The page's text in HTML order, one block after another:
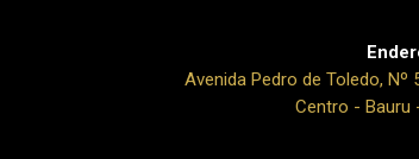
Avenida Pedro de Toledo, Nº
Centro - Bauru